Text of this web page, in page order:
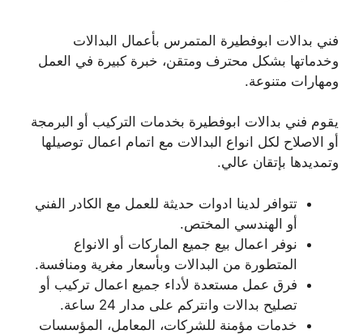
فني بدالات ابوفطيرة المتمرس بأعمال البدالات
وخدماتها بشكل محترف ومتقن، خبرة كبيرة في العمل
ومهارات متنوعة.
يقوم فني بدالات ابوفطيرة بخدمات التركيب أو البرمجة
أو الاصلاح لكل انواع البدالات مع اتمام اعمال توصيلها
وتمديدها بإتقان عالي.
تتوافر لدينا ادوات حديثة للعمل مع الكادر الفني
أو الهندسي المختص.
نوفر اعمال بيع جميع الماركات أو الانواع
المتطورة من البدالات وبأسعار مغرية ومنافسة.
فرق عمل مستعدة لأداء جميع اعمال تركيب أو
تصليح بدالات وانتركم على مدار 24 ساعة.
خدمات مؤمنة للشركات، المعامل، المؤسسات